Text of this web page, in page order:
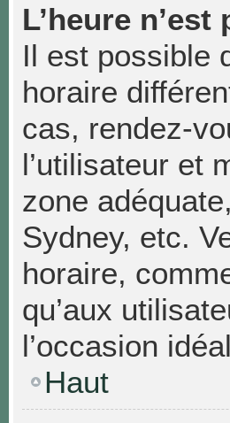
L’heure
Il est possible
horaire
cas, rendez-
l’utilisateur et
zone
Sydney, etc.
horaire,
qu’aux
l’occasion
Haut